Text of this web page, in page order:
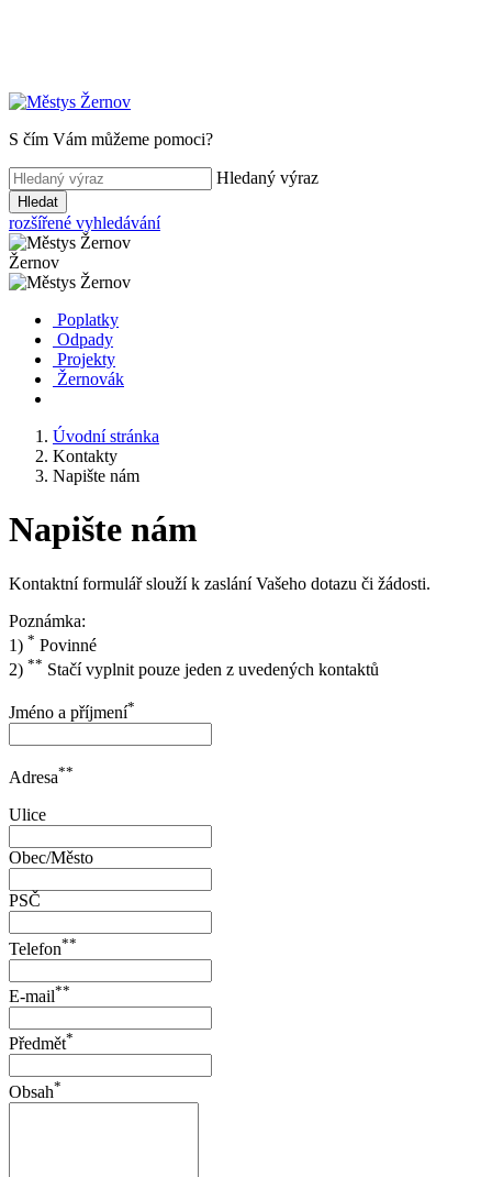
S čím Vám můžeme pomoci?
Hledaný výraz
Hledat
rozšířené vyhledávání
Žernov
Poplatky
Odpady
Projekty
Žernovák
Úvodní stránka
Kontakty
Napište nám
Napište nám
Kontaktní formulář slouží k zaslání Vašeho dotazu či žádosti.
Poznámka:
1) * Povinné
2) ** Stačí vyplnit pouze jeden z uvedených kontaktů
Jméno a příjmení*
Adresa**
Ulice
Obec/Město
PSČ
Telefon**
E-mail**
Předmět*
Obsah*